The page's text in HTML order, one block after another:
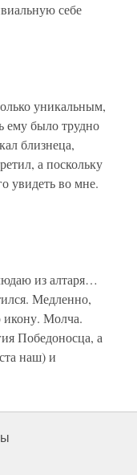
себе
уникальным,
ему было трудно
близнеца,
а поскольку
увидеть во мне.
из алтаря…
Медленно,
икону. Молча.
Победоносца, а
наш) и